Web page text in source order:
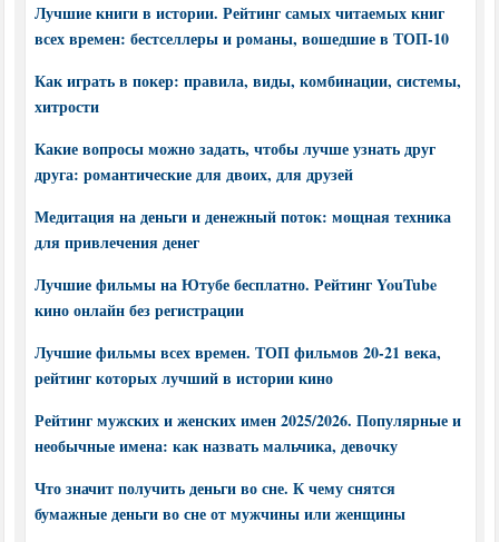
Лучшие книги в истории. Рейтинг самых читаемых книг
всех времен: бестселлеры и романы, вошедшие в ТОП-10
Как играть в покер: правила, виды, комбинации, системы,
хитрости
Какие вопросы можно задать, чтобы лучше узнать друг
друга: романтические для двоих, для друзей
Медитация на деньги и денежный поток: мощная техника
для привлечения денег
Лучшие фильмы на Ютубе бесплатно. Рейтинг YouTube
кино онлайн без регистрации
Лучшие фильмы всех времен. ТОП фильмов 20-21 века,
рейтинг которых лучший в истории кино
Рейтинг мужских и женских имен 2025/2026. Популярные и
необычные имена: как назвать мальчика, девочку
Что значит получить деньги во сне. К чему снятся
бумажные деньги во сне от мужчины или женщины